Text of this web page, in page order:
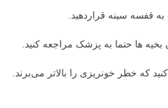
قفسه سینه قراردهید.
ها حتما به پزشک مراجعه کنید.
که خطر خونریزی را بالاتر می‌برند.